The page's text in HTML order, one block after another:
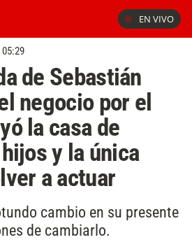
EN VIVO
05:29
de Sebastián
negocio por el
la casa de
y la única
a actuar
cambio en su presente
de cambiarlo.